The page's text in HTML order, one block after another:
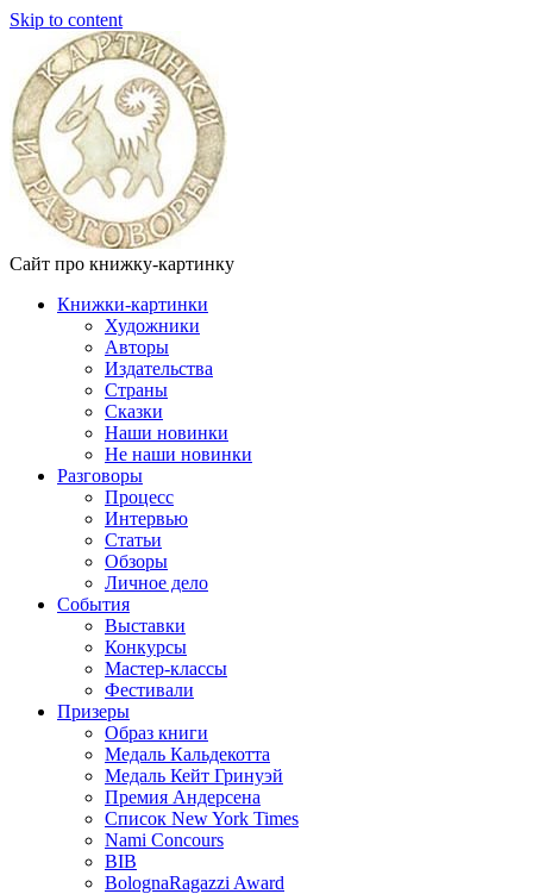
Skip to content
Сайт про книжку-картинку
Книжки-картинки
Художники
Авторы
Издательства
Страны
Сказки
Наши новинки
Не наши новинки
Разговоры
Процесс
Интервью
Статьи
Обзоры
Личное дело
События
Выставки
Конкурсы
Мастер-классы
Фестивали
Призеры
Образ книги
Медаль Кальдекотта
Медаль Кейт Гринуэй
Премия Андерсена
Список New York Times
Nami Concours
BIB
BolognaRagazzi Award